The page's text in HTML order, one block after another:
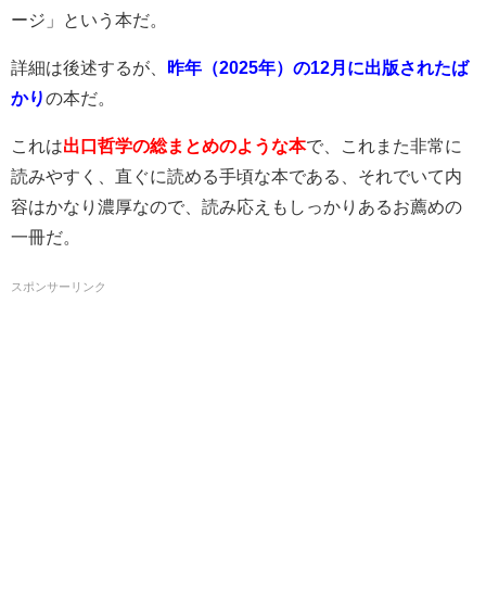
ージ」という本だ。
詳細は後述するが、
昨年（2025年）の12月に出版されたば
かりの本だ。
これは出口哲学の総まとめのような本で、これまた非常に
読みやすく、直ぐに読める手頃な本である、それでいて内
容はかなり濃厚なので、読み応えもしっかりあるお薦めの
一冊だ。
スポンサーリンク